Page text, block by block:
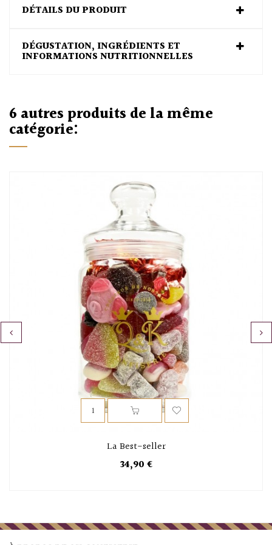
DÉTAILS DU PRODUIT
DÉGUSTATION, INGRÉDIENTS ET
INFORMATIONS NUTRITIONNELLES
6 autres produits de la même
catégorie:
La Best-seller
34,90 €